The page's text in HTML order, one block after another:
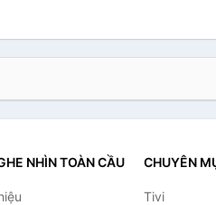
NHÌN TOÀN CẦU CHUYÊN
Tivi